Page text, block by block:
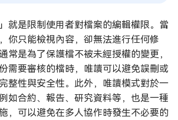
就是限制使用者對檔案的編輯權限。當
你只能檢視內容，卻無法進行任何修
常是為了保護檔不被未經授權的變更，
需要審核的檔時，唯讀可以避免誤刪或
整性與安全性。此外，唯讀模式對於一
如合約、報告、研究資料等，也是一種
，可以避免在多人協作時發生不必要的